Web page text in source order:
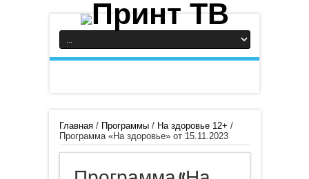
Главная/ Программы/ На здоровье 12+ /
Программа «На здоровье» от 15.11.2023